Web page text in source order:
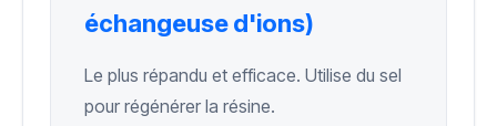
échangeuse d'ions)
Le plus répandu et efficace. Utilise du sel
pour régénérer la résine.